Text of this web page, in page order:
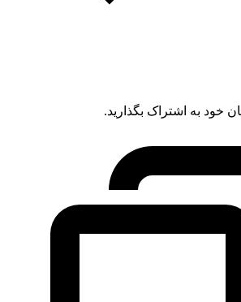
خود به اشتراک بگذارید.